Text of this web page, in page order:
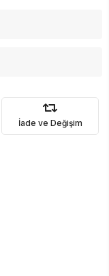
İade ve Değişim